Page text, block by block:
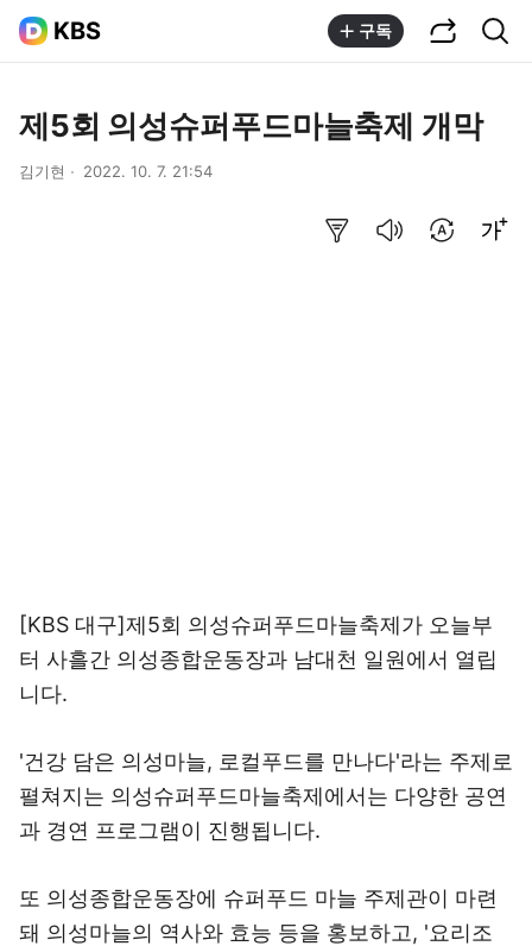
KBS 구독
제5회 의성슈퍼푸드마늘축제 개막
김기현 2022. 10. 7. 21:54
[KBS 대구]제5회 의성슈퍼푸드마늘축제가 오늘부
터 사흘간 의성종합운동장과 남대천 일원에서 열립
니다.
'건강 담은 의성마늘, 로컬푸드를 만나다'라는 주제로
펼쳐지는 의성슈퍼푸드마늘축제에서는 다양한 공연
과 경연 프로그램이 진행됩니다.
또 의성종합운동장에 슈퍼푸드 마늘 주제관이 마련
돼 의성마늘의 역사와 효능 등을 홍보하고, '요리조